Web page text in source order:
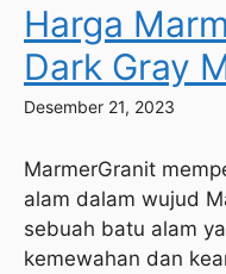
Harga
Dark Gray
Desember 21, 2023
MarmerGranit
alam dalam wujud
sebuah batu alam
kemewahan dan